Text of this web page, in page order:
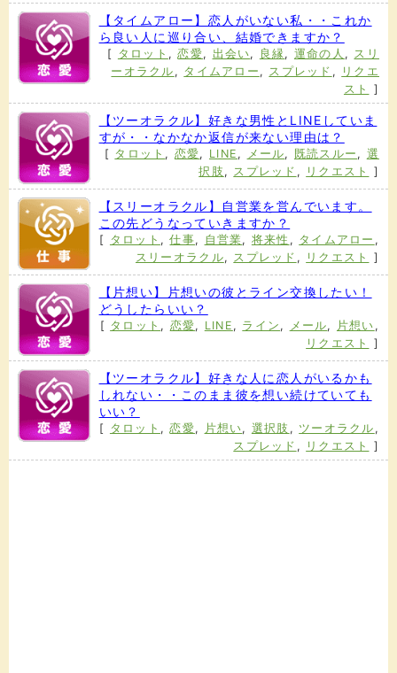
【タイムアロー】恋人がいない私・・これか
ら良い人に巡り合い、結婚できますか？
[ タロット ,恋愛, 出会い, 良縁, 運命の人 , スリ
ーオラクル , タイムアロー , スプレッド ,
リクエ
スト
]
【ツーオラクル】好きな男性とLINEしていま
すが・・なかなか返信が来ない理由は？
[ タロット , 恋愛, LINE , メール, 既読スルー , 選
択肢 , スプレッド , リクエスト ]
【スリーオラクル】自営業を営んでいます。
この先どうなっていきますか？
[ タロット ,仕事, 自営業, 将来性 , タイムアロー ,
スリーオラクル, スプレッド , リクエスト ]
【片想い】片想いの彼とライン交換したい！
どうしたらいい？
[ タロット , 恋愛, LINE , ライン , メール, 片想い ,
リクエスト
]
【ツーオラクル】好きな人に恋人がいるかも
しれない・・このまま彼を想い続けていても
いい？
[ タロット ,恋愛, 片想い, 選択肢 , ツーオラクル ,
スプレッド , リクエスト ]